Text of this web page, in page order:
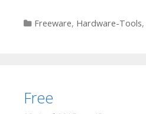
Kategorien
Freeware, Hardware-Tools,
Free